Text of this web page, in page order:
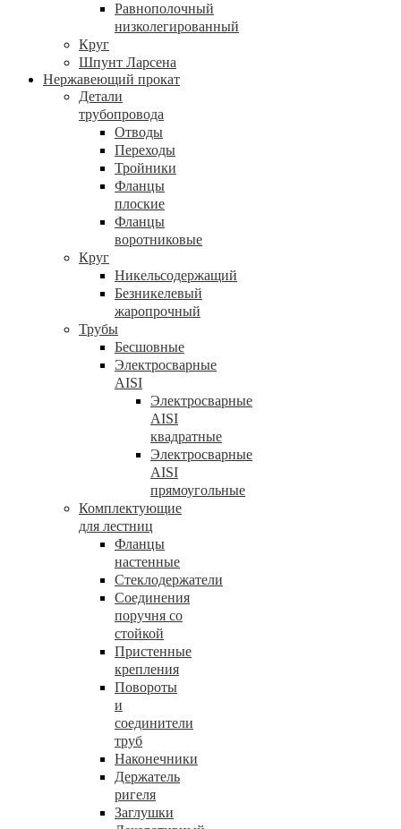
Равнополочный
низколегированный
Круг
Шпунт Ларсена
Нержавеющий прокат
Детали
трубопровода
Отводы
Переходы
Тройники
Фланцы
плоские
Фланцы
воротниковые
Круг
Никельсодержащий
Безникелевый
жаропрочный
Трубы
Бесшовные
Электросварные
AISI
Электросварные
AISI
квадратные
Электросварные
AISI
прямоугольные
Комплектующие
для лестниц
Фланцы
настенные
Стеклодержатели
Соединения
поручня со
стойкой
Пристенные
крепления
Повороты
и
соединители
труб
Наконечники
Держатель
ригеля
Заглушки